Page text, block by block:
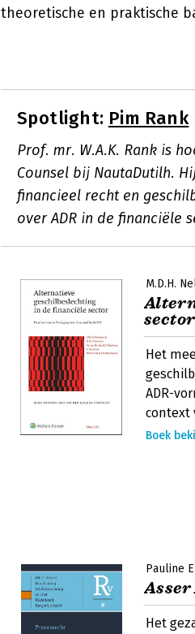
theoretische en praktische
Spotlight: Pim Rank
Prof. mr. W.A.K. Rank is
Counsel bij NautaDutilh.
financieel recht en
over ADR in de financiële
M.D.H.
sector
Het
ADR-
context
Boek
Pauline
Het